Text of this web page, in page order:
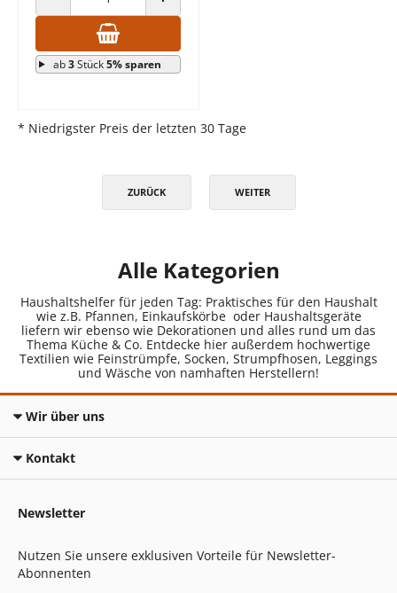
ANZAHL VERRINGERN ANZAHL ERHÖHEN
ab3Stück5% sparen
* Niedrigster Preis der letzten 30 Tage
ZURÜCK WEITER
Alle Kategorien
Haushaltshelfer für jeden Tag: Praktisches für den Haushalt
wie z.B. Pfannen, Einkaufskörbe oder Haushaltsgeräte
liefern wir ebenso wie Dekorationen und alles rund um das
Thema Küche & Co. Entdecke hier außerdem hochwertige
Textilien wie Feinstrümpfe, Socken, Strumpfhosen, Leggings
und Wäsche von namhaften Herstellern!
Wir über uns
Kontakt
Newsletter
Nutzen Sie unsere exklusiven Vorteile für Newsletter-
Abonnenten